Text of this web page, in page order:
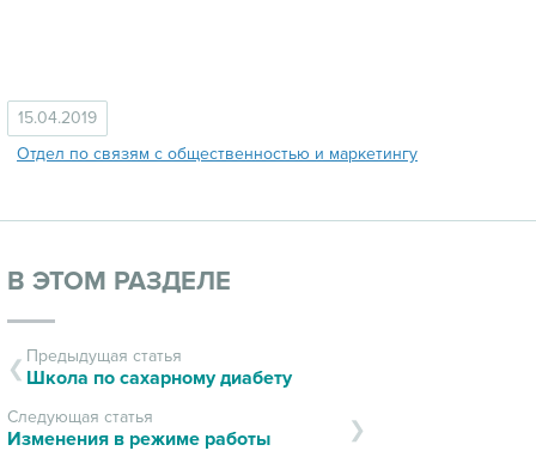
15.04.2019
Отдел по связям с общественностью и маркетингу
В ЭТОМ РАЗДЕЛЕ
Предыдущая статья
Школа по сахарному диабету
Следующая статья
Изменения в режиме работы